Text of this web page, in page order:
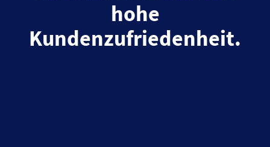
hohe
Kundenzufriedenheit.